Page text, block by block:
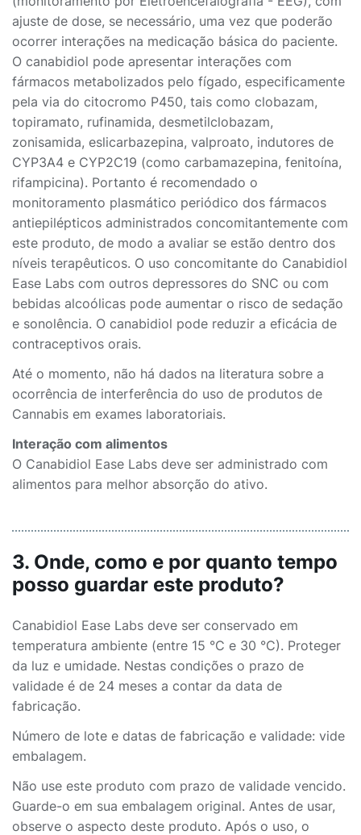
ajuste de dose, se necessário, uma vez que poderão
ocorrer interações na medicação básica do paciente.
O canabidiol pode apresentar interações com
fármacos metabolizados pelo fígado, especificamente
pela via do citocromo P450, tais como clobazam,
topiramato, rufinamida, desmetilclobazam,
zonisamida, eslicarbazepina, valproato, indutores de
CYP3A4 e CYP2C19 (como carbamazepina, fenitoína,
rifampicina). Portanto é recomendado o
monitoramento plasmático periódico dos fármacos
antiepilépticos administrados concomitantemente com
este produto, de modo a avaliar se estão dentro dos
níveis terapêuticos. O uso concomitante do Canabidiol
Ease Labs com outros depressores do SNC ou com
bebidas alcoólicas pode aumentar o risco de sedação
e sonolência. O canabidiol pode reduzir a eficácia de
contraceptivos orais.
Até o momento, não há dados na literatura sobre a
ocorrência de interferência do uso de produtos de
Cannabis em exames laboratoriais.
Interação com alimentos
O Canabidiol Ease Labs deve ser administrado com
alimentos para melhor absorção do ativo.
3. Onde, como e por quanto tempo
posso guardar este produto?
Canabidiol Ease Labs deve ser conservado em
temperatura ambiente (entre 15 °C e 30 °C). Proteger
da luz e umidade. Nestas condições o prazo de
validade é de 24 meses a contar da data de
fabricação.
Número de lote e datas de fabricação e validade: vide
embalagem.
Não use este produto com prazo de validade vencido.
Guarde-o em sua embalagem original. Antes de usar,
observe o aspecto deste produto. Após o uso, o